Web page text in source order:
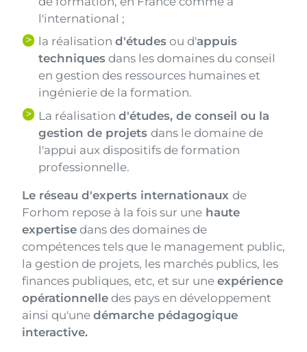
l'international ;
la réalisation d'études ou d'appuis
techniques dans les domaines du conseil
en gestion des ressources humaines et
ingénierie de la formation.
La réalisation d'études, de conseil ou la
gestion de projets dans le domaine de
l'appui aux dispositifs de formation
professionnelle.
Le réseau d'experts internationaux de
Forhom repose à la fois sur une haute
expertise dans des domaines de
compétences tels que le management public,
la gestion de projets, les marchés publics, les
finances publiques, etc, et sur une expérience
opérationnelle des pays en développement
ainsi qu'une démarche pédagogique
interactive.